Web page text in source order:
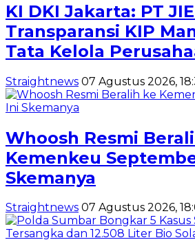
KI DKI Jakarta: PT
Transparansi KIP
Tata Kelola
Straightnews 07 Agustus 2026,
Whoosh Resmi
Kemenkeu
Skemanya
Straightnews 07 Agustus 2026,